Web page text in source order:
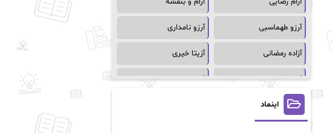
آرزو طهماسبی آرزو نامداری
آزاده رمضانی آزیتا خیری
آسمان64 آسمان۶۵
آسیه احمدی
اینماد